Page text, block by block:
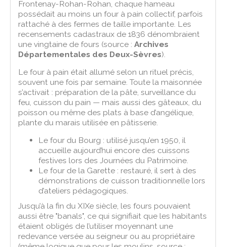
Frontenay-Rohan-Rohan, chaque hameau
possédait au moins un four à pain collectif, parfois
rattaché à des fermes de taille importante. Les
recensements cadastraux de 1836 dénombraient
une vingtaine de fours (source :Archives
Départementales des Deux-Sèvres).
Le four à pain était allumé selon un rituel précis,
souvent une fois par semaine. Toute la maisonnée
s’activait : préparation de la pâte, surveillance du
feu, cuisson du pain — mais aussi des gâteaux, du
poisson ou même des plats à base d’angélique,
plante du marais utilisée en pâtisserie.
Le four du Bourg : utilisé jusqu’en 1950, il
accueille aujourd’hui encore des cuissons
festives lors des Journées du Patrimoine.
Le four de la Garette : restauré, il sert à des
démonstrations de cuisson traditionnelle lors
d’ateliers pédagogiques.
Jusqu’à la fin du XIXe siècle, les fours pouvaient
aussi être "banals", ce qui signifiait que les habitants
étaient obligés de l’utiliser moyennant une
redevance versée au seigneur ou au propriétaire